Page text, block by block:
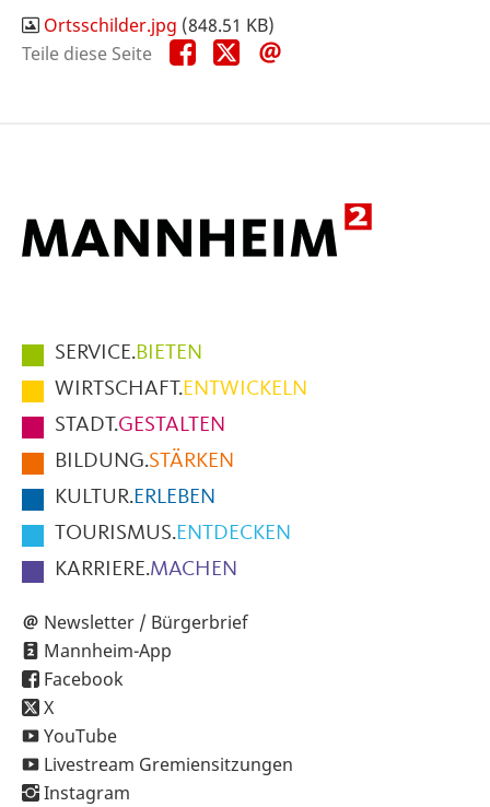
Ortsschilder.jpg (848.51 KB)
Teile diese Seite
Teile
diese
Teile
diese
Hauptmenüpunkte
im
Fußbereich
der
Seite
SERVICE.BIETEN
WIRTSCHAFT.ENTWICKELN
STADT.GESTALTEN
BILDUNG.STÄRKEN
KULTUR.ERLEBEN
TOURISMUS.ENTDECKEN
KARRIERE.MACHEN
Newsletter / Bürgerbrief
Mannheim-App
Facebook
X
YouTube
Livestream Gremiensitzungen
Instagram